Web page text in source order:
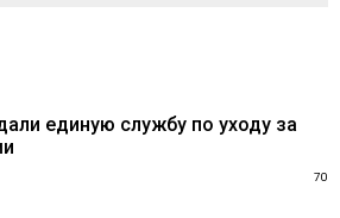
единую службу по уходу за
70